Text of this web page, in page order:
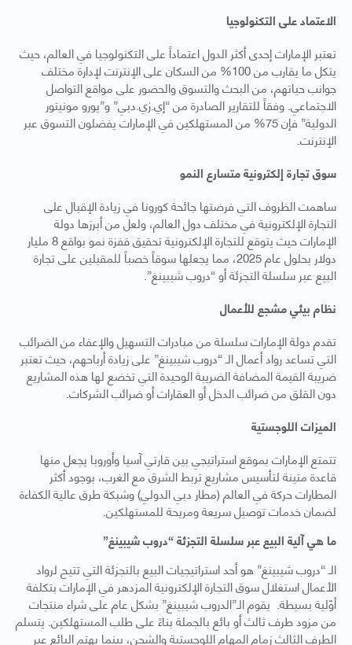
الاعتماد على التكنولوجيا
تعتبر الإمارات إحدى أكثر الدول اعتماداً على التكنولوجيا في العالم، حيث
يتكل ما يقارب من 100% من السكان على الإنترنت لإدارة مختلف
جوانب حياتهم، من البحث والتسوق والحضور على مواقع التواصل
الاجتماعي. وفقاً للتقارير الصادرة من “إي.زي.دبي” و”يورو مونيتور
الدولية” فإن 75% من المستهلكين في الإمارات يفضلون التسوق عبر
الإنترنت.
سوق تجارة إلكترونية متسارع النمو
ساهمت الظروف التي فرضتها جائحة كورونا في زيادة الإقبال على
التجارة الإلكترونية في مختلف دول العالم، ولعل من أبرزها دولة
الإمارات حيث يتوقع للتجارة الإلكترونية تحقيق قفزة نمو بواقع 8 مليار
دولار بحلول عام 2025، مما يجعلها سوقاً خصباً للمقبلين على تجارة
البيع عبر سلسلة التجزئة أو “دروب شيبينغ”.
نظام بيئي مشجع للأعمال
تقدم دولة الإمارات سلسلة من مبادرات التسهيل والإعفاء من الضرائب
التي تساعد رواد أعمال الـ “دروب شيبينغ” على زيادة أرباحهم، حيث تعتبر
ضريبة القيمة المضافة الضريبة الوحيدة التي تخضع لها هذه المشاريع
دون القلق من ضرائب الدخل أو العقارات أو ضرائب الشركات.
الميزات اللوجستية
تتمتع الإمارات بموقع استراتيجي بين قارتي آسيا وأوروبا يجعل منها
قاعدة متينة لتأسيس مشاريع تربط الشرق مع الغرب، بوجود أكثر
المطارات حركة في العالم (مطار دبي الدولي) وشبكة طرق عالية الكفاءة
لضمان خدمات توصيل سريعة ومريحة للمستهلكين.
ما هي آلية البيع عبر سلسلة التجزئة “دروب شيبينغ”
الـ “دروب شيبينغ” هو أحد استراتيجيات البيع بالتجزئة التي تتيح لرواد
الأعمال استغلال سوق التجارة الإلكترونية المزدهر في الإمارات بتكلفة
أوّلية بسيطة. يقوم الـ”الدروب شيبينغ” بشكل عام على شراء منتجات
من مزود طرف ثالث أو بائع بالجملة بناءً على طلب المستهلكين. يتسلم
الطرف الثالث زمام المهام اللوجستية والشحن، بينما يهتم البائع عبر